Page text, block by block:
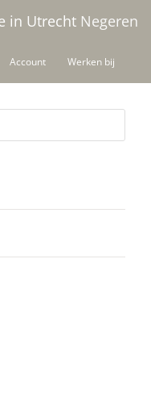
in Utrecht Negeren
Account Werken bij